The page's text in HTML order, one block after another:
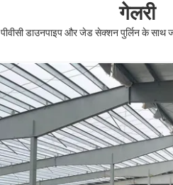
गेलरी
पीवीसी डाउनपाइप और जेड सेक्शन पुर्लिन के साथ